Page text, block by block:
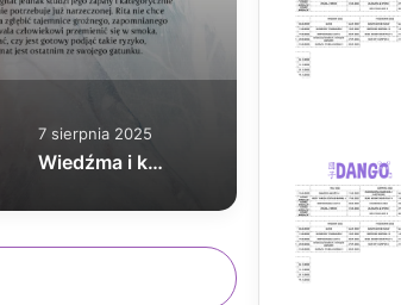
7 sierpnia 2025
Wiedźma i kot